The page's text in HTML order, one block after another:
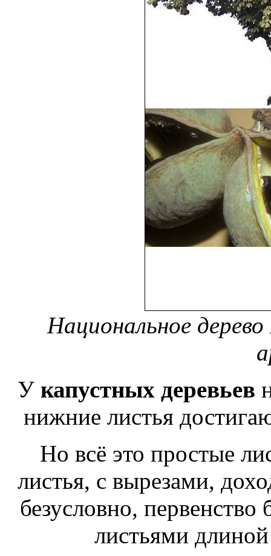
Национальное
У капустных деревьев
нижние листья
Но всё это простые
листья, с вырезами,
безусловно,
листьями